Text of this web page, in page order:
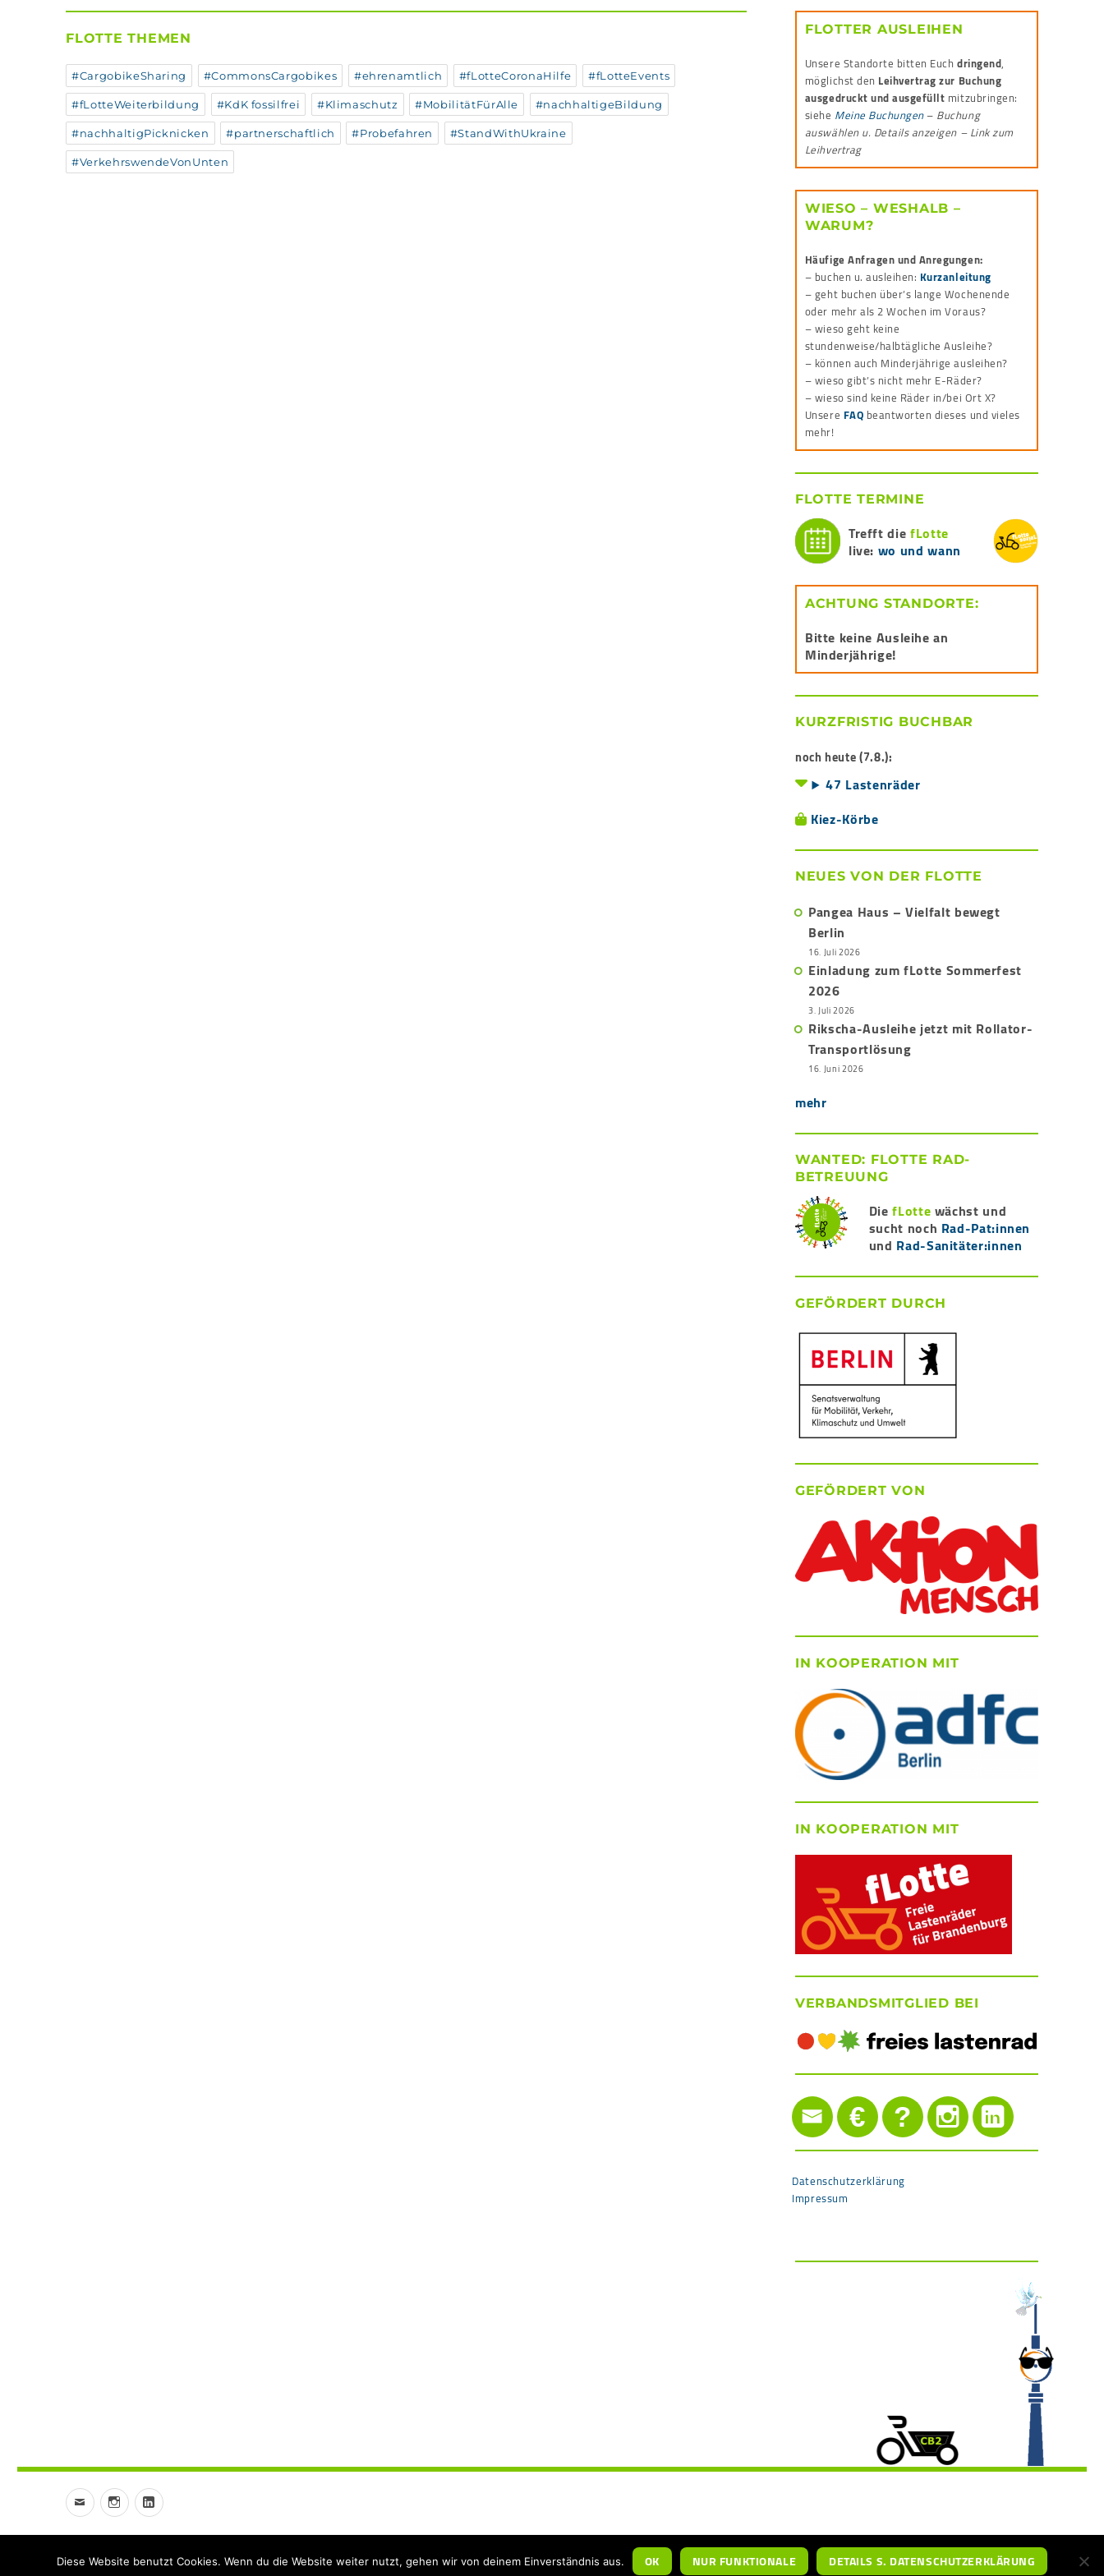
FLOTTE THEMEN
#CargobikeSharing #CommonsCargobikes #ehrenamtlich #fLotteCoronaHilfe #fLotteEvents
#fLotteWeiterbildung #KdK fossilfrei #Klimaschutz #MobilitätFürAlle #nachhaltigeBildung
#nachhaltigPicknicken #partnerschaftlich #Probefahren #StandWithUkraine
#VerkehrswendeVonUnten
FLOTTER AUSLEIHEN
Unsere Standorte bitten Euch dringend,
möglichst den Leihvertrag zur Buchung
ausgedruckt und ausgefüllt mitzubringen:
siehe Meine Buchungen– Buchung
auswählen u. Details anzeigen – Link zum
Leihvertrag
WIESO – WESHALB –
WARUM?
Häufige Anfragen und Anregungen:
– buchen u. ausleihen: Kurzanleitung
– geht buchen über’s lange Wochenende
oder mehr als 2 Wochen im Voraus?
– wieso geht keine
stundenweise/halbtägliche Ausleihe?
– können auch Minderjährige ausleihen?
– wieso gibt’s nicht mehr E-Räder?
– wieso sind keine Räder in/bei Ort X?
Unsere FAQ beantworten dieses und vieles
mehr!
FLOTTE TERMINE
Trefft diefLotte
live: wo und wann
ACHTUNG STANDORTE:
Bitte keine Ausleihe an
Minderjährige!
KURZFRISTIG BUCHBAR
noch heute (7.8.):
47 Lastenräder
Kiez-Körbe
NEUES VON DER FLOTTE
Pangea Haus – Vielfalt bewegt
Berlin
16. Juli 2026
Einladung zum fLotte Sommerfest
2026
3. Juli 2026
Rikscha-Ausleihe jetzt mit Rollator-
Transportlösung
16. Juni 2026
mehr
WANTED: FLOTTE RAD-
BETREUUNG
DiefLottewächst und
sucht noch Rad-Pat:innen
und Rad-Sanitäter:innen
GEFÖRDERT DURCH
GEFÖRDERT VON
IN KOOPERATION MIT
IN KOOPERATION MIT
VERBANDSMITGLIED BEI
€ ?
Datenschutzerklärung
Impressum
EmailInstagramLinkedIn
powered by Commons Booking
Diese Website benutzt Cookies. Wenn du die Website weiter nutzt, gehen wir von deinem Einverständnis aus. OK NUR FUNKTIONALE DETAILS S. DATENSCHUTZERKLÄRUNG